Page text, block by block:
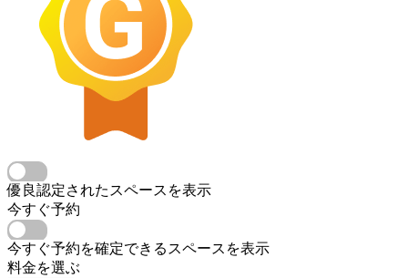
優良認定されたスペースを表示
今すぐ予約
今すぐ予約を確定できるスペースを表示
料金を選ぶ